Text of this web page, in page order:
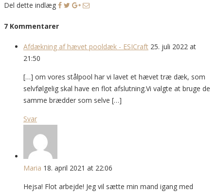
Del dette indlæg
7 Kommentarer
Afdækning af hævet pooldæk - ESICraft 25. juli 2022 at
21:50
[…] om vores stålpool har vi lavet et hævet træ dæk, som
selvfølgelig skal have en flot afslutning.Vi valgte at bruge de
samme brædder som selve […]
Svar
Maria 18. april 2021 at 22:06
Hejsa! Flot arbejde! Jeg vil sætte min mand igang med